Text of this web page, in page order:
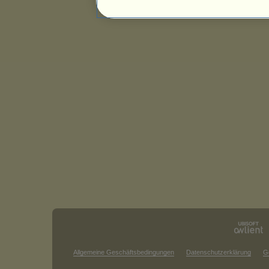
Allgemeine Geschäftsbedingungen Datenschutzerklärung